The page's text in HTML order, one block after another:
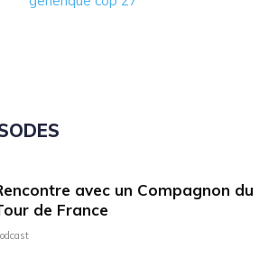
avec un Compagnon du
de France